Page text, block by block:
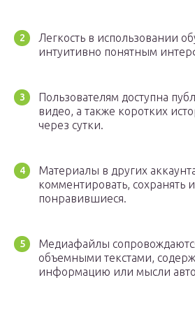
Легкость в использовании
интуитивно понятным
Пользователям доступна
видео, а также коротких
через сутки.
Материалы в других
комментировать, сохранять
понравившиеся.
Медиафайлы
объемными текстами,
информацию или мысли